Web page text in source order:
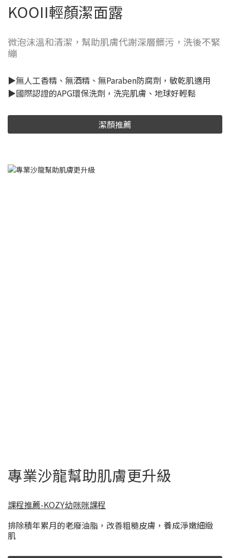
KOOII輕顏潔面露
微泡沫溫和清潔，幫助肌膚代謝深層髒污，洗後不緊
繃
▶無人工香精、無酒精、無Paraben防腐劑，敏乾肌適用
▶國際認證的APG環保洗劑，洗完肌膚、地球好輕鬆
潔顏推薦
專業沙龍幫助肌膚更升級
課程推薦-KOZY幼咪咪課程
排除積年累月的老廢油脂，改善粗糙皮膚，養成淨嫩細緻
肌